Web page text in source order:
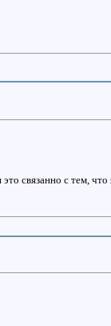
связанно с тем,